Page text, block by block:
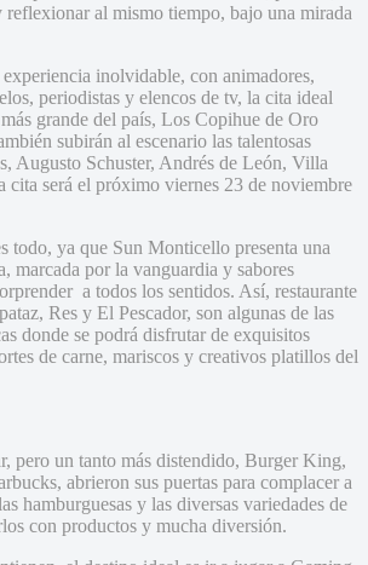
reflexionar al mismo tiempo, bajo una mirada
inolvidable, con animadores,
periodistas y elencos de tv, la cita ideal
grande del país, Los Copihue de Oro
subirán al escenario las talentosas
Augusto Schuster, Andrés de León, Villa
cita será el próximo viernes 23 de noviembre
todo, ya que Sun Monticello presenta una
marcada por la vanguardia y sabores
a todos los sentidos. Así, restaurante
Res y El Pescador, son algunas de las
donde se podrá disfrutar de exquisitos
de carne, mariscos y creativos platillos del
pero un tanto más distendido, Burger King,
abrieron sus puertas para complacer a
hamburguesas y las diversas variedades de
con productos y mucha diversión.